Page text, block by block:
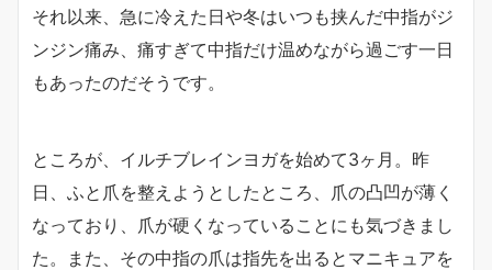
それ以来、急に冷えた日や冬はいつも挟んだ中指がジ
ンジン痛み、痛すぎて中指だけ温めながら過ごす一日
もあったのだそうです。
ところが、イルチブレインヨガを始めて3ヶ月。昨
日、ふと爪を整えようとしたところ、爪の凸凹が薄く
なっており、爪が硬くなっていることにも気づきまし
た。また、その中指の爪は指先を出るとマニキュアを